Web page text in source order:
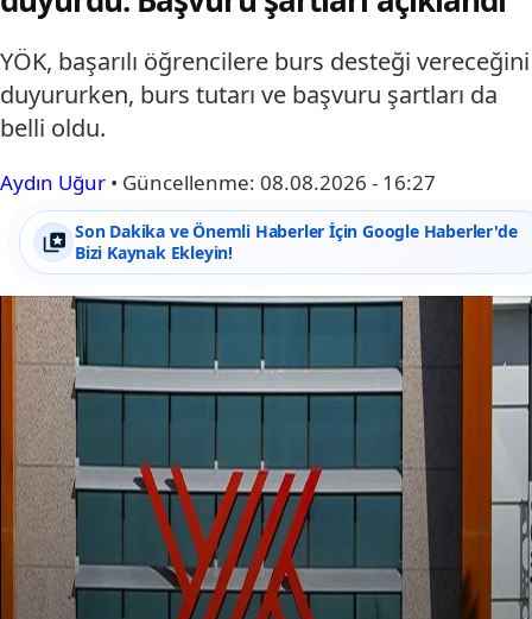
YÖK, başarılı öğrencilere burs desteği vereceğini
duyururken, burs tutarı ve başvuru şartları da
belli oldu.
Aydın Uğur • Güncellenme: 08.08.2026 - 16:27
Son Dakika ve Önemli Haberler İçin Google Haberler'de
Bizi Kaynak Ekleyin!